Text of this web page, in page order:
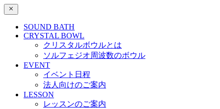
SOUND BATH
CRYSTAL BOWL
クリスタルボウルとは
ソルフェジオ周波数のボウル
EVENT
イベント日程
法人向けのご案内
LESSON
レッスンのご案内